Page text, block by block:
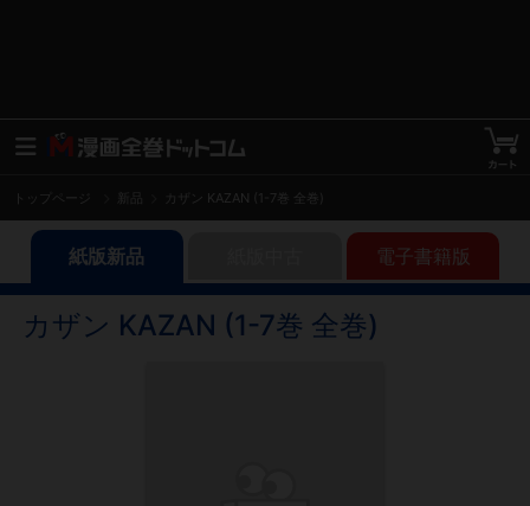
トップページ カザン KAZAN (1-7巻 全巻)
紙版新品 電子書籍版
カザン KAZAN (1-7巻 全巻)